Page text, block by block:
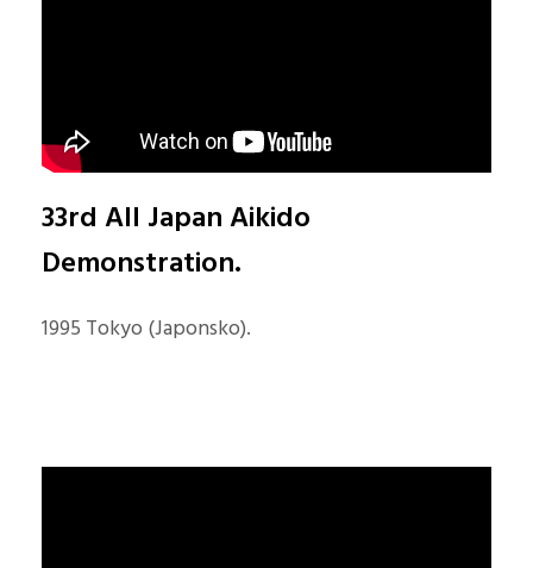
33rd All Japan Aikido
Demonstration.
1995 Tokyo (Japonsko).